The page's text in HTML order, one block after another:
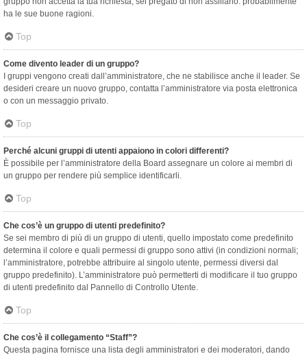
ha le sue buone ragioni.
Top
Come divento leader di un gruppo?
I gruppi vengono creati dall’amministratore, che ne stabilisce anche il leader. Se
desideri creare un nuovo gruppo, contatta l’amministratore via posta elettronica
o con un messaggio privato.
Top
Perché alcuni gruppi di utenti appaiono in colori differenti?
È possibile per l’amministratore della Board assegnare un colore ai membri di
un gruppo per rendere più semplice identificarli.
Top
Che cos’è un gruppo di utenti predefinito?
Se sei membro di più di un gruppo di utenti, quello impostato come predefinito
determina il colore e quali permessi di gruppo sono attivi (in condizioni normali;
l’amministratore, potrebbe attribuire al singolo utente, permessi diversi dal
gruppo predefinito). L’amministratore può permetterti di modificare il tuo gruppo
di utenti predefinito dal Pannello di Controllo Utente.
Top
Che cos’è il collegamento “Staff”?
Questa pagina fornisce una lista degli amministratori e dei moderatori, dando